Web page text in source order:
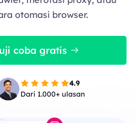
otomasi browser.
coba gratis
4.9
Dari 1.000+ ulasan